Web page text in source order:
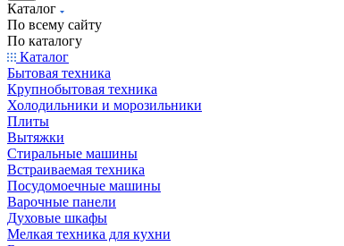
Каталог
По всему сайту
По каталогу
Каталог
Бытовая техника
Крупнобытовая техника
Холодильники и морозильники
Плиты
Вытяжки
Стиральные машины
Встраиваемая техника
Посудомоечные машины
Варочные панели
Духовые шкафы
Мелкая техника для кухни